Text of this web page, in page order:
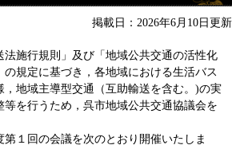
掲載日：2026年6月10日更新
施行規則」及び「地域公共交通の活性化
の規定に基づき，各地域における生活バス
，地域主導型交通（互助輸送を含む。)の実
を行うため，呉市地域公共交通協議会を
１回の会議を次のとおり開催いたしま